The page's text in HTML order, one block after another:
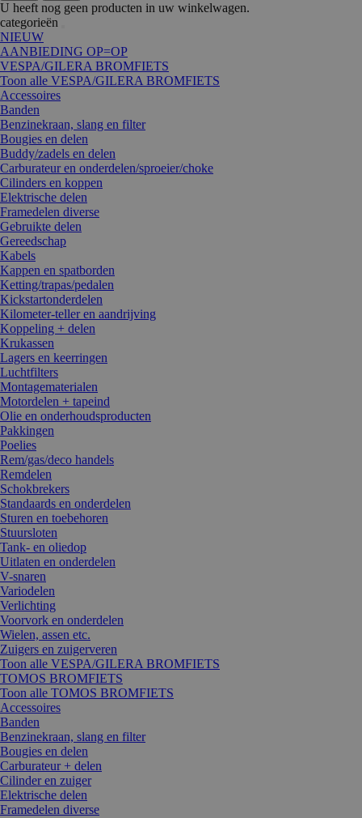
U heeft nog geen producten in uw winkelwagen.
categorieën
NIEUW
AANBIEDING OP=OP
VESPA/GILERA BROMFIETS
Toon alle VESPA/GILERA BROMFIETS
Accessoires
Banden
Benzinekraan, slang en filter
Bougies en delen
Buddy/zadels en delen
Carburateur en onderdelen/sproeier/choke
Cilinders en koppen
Elektrische delen
Framedelen diverse
Gebruikte delen
Gereedschap
Kabels
Kappen en spatborden
Ketting/trapas/pedalen
Kickstartonderdelen
Kilometer-teller en aandrijving
Koppeling + delen
Krukassen
Lagers en keerringen
Luchtfilters
Montagematerialen
Motordelen + tapeind
Olie en onderhoudsproducten
Pakkingen
Poelies
Rem/gas/deco handels
Remdelen
Schokbrekers
Standaards en onderdelen
Sturen en toebehoren
Stuursloten
Tank- en oliedop
Uitlaten en onderdelen
V-snaren
Variodelen
Verlichting
Voorvork en onderdelen
Wielen, assen etc.
Zuigers en zuigerveren
Toon alle VESPA/GILERA BROMFIETS
TOMOS BROMFIETS
Toon alle TOMOS BROMFIETS
Accessoires
Banden
Benzinekraan, slang en filter
Bougies en delen
Carburateur + delen
Cilinder en zuiger
Elektrische delen
Framedelen diverse